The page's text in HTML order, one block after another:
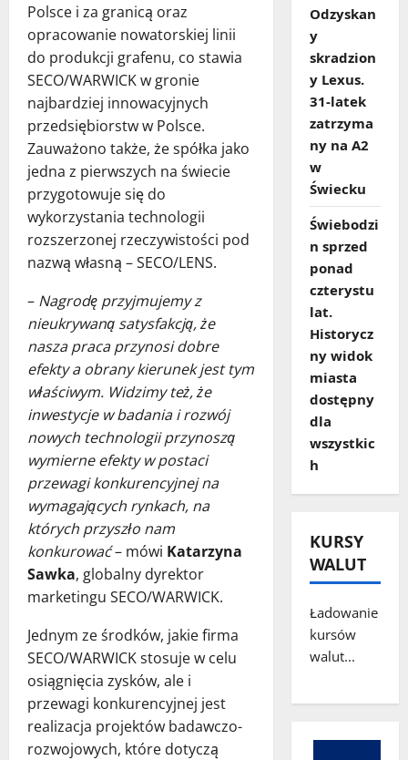
Polsce i za granicą oraz
opracowanie nowatorskiej linii
do produkcji grafenu, co stawia
SECO/WARWICK w gronie
najbardziej innowacyjnych
przedsiębiorstw w Polsce.
Zauważono także, że spółka jako
jedna z pierwszych na świecie
przygotowuje się do
wykorzystania technologii
rozszerzonej rzeczywistości pod
nazwą własną – SECO/LENS.
– Nagrodę przyjmujemy z
nieukrywaną satysfakcją, że
nasza praca przynosi dobre
efekty a obrany kierunek jest tym
właściwym. Widzimy też, że
inwestycje w badania i rozwój
nowych technologii przynoszą
wymierne efekty w postaci
przewagi konkurencyjnej na
wymagających rynkach, na
których przyszło nam
konkurować– mówi Katarzyna
Sawka, globalny dyrektor
marketingu SECO/WARWICK.
Jednym ze środków, jakie firma
SECO/WARWICK stosuje w celu
osiągnięcia zysków, ale i
przewagi konkurencyjnej jest
realizacja projektów badawczo-
rozwojowych, które dotyczą
Odzyskan
y
skradzion
y Lexus.
31‑latek
zatrzyma
ny na A2
w
Świecku
Świebodzi
n sprzed
ponad
czterystu
lat.
Historycz
ny widok
miasta
dostępny
dla
wszystkic
h
KURSY
WALUT
Ładowanie
kursów
walut...